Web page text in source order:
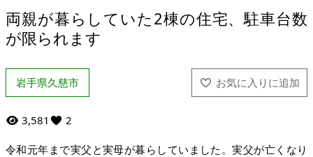
両親が暮らしていた2棟の住宅、駐車台数
が限られます
岩手県久慈市
3,581 2
令和元年まで実父と実母が暮らしていました。実父が亡くなり